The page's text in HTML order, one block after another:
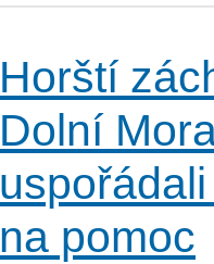
Horští
Dolní
na pomoc